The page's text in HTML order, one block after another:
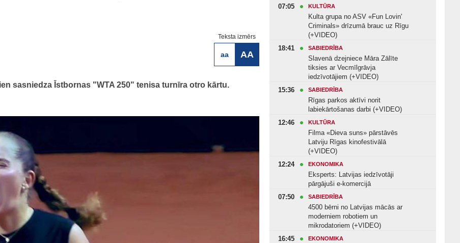
Teksta izmērs
aa AA
sasniedza Īstbornas "WTA 250" tenisa turnīra otro kārtu.
07:05 KULTŪRA
Kulta grupa no ASV «Fun Lovin'
Criminals» drīzumā brauc uz Rīgu
(+VIDEO)
18:41
SABIEDRĪBA
Slavenā dzejniece Māra Zālīte
tiksies ar Vecmīlgrāvja
iedzīvotājiem (+VIDEO)
15:36
SABIEDRĪBA
Rīgas parkos aktīvi norit
labiekārtošanas darbi (+VIDEO)
12:46
KULTŪRA
Filma «Dieva suns» pārstāvēs
Latviju Rīgas kinofestivālā
(+VIDEO)
12:24
EKONOMIKA
Eksperts: Latvijas iedzīvotāji
pārgājuši e-komercijā
07:50
SABIEDRĪBA
4500 bērni no Latvijas mācās ar
moderniem robotiem un
mikrodatoriem (+VIDEO)
16:45
EKONOMIKA